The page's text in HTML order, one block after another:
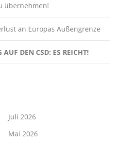
übernehmen!
an Europas Außengrenze
DEN CSD: ES REICHT!
Juli 2026
Mai 2026